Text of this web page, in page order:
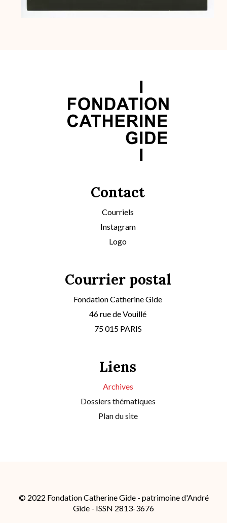
Contact
Courriels
Instagram
Logo
Courrier postal
Fondation Catherine Gide
46 rue de Vouillé
75 015 PARIS
Liens
Archives
Dossiers thématiques
Plan du site
© 2022 Fondation Catherine Gide - patrimoine d'André
Gide - ISSN 2813-3676